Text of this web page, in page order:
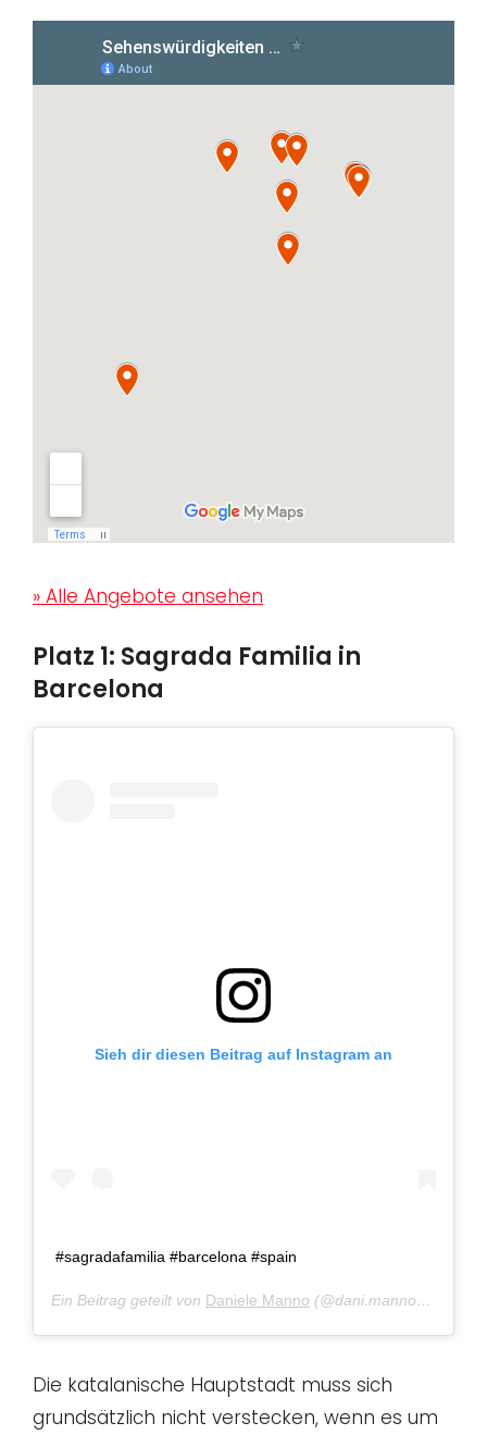
» Alle Angebote ansehen
Platz 1: Sagrada Familia in
Barcelona
Sieh dir diesen Beitrag auf Instagram an
#sagradafamilia #barcelona #spain
Ein Beitrag geteilt von Daniele Manno (@dani.manno) am
Die katalanische Hauptstadt muss sich
grundsätzlich nicht verstecken, wenn es um